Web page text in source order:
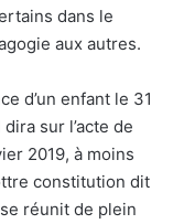
dans le
aux autres.
d’un enfant le 31
sur l’acte de
2019, à moins
constitution dit
réunit de plein